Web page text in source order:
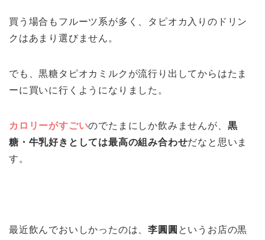
買う場合もフルーツ系が多く、タピオカ入りのドリン
クはあまり選びません。
でも、黒糖タピオカミルクが流行り出してからはたま
ーに買いに行くようになりました。
カロリーがすごいのでたまにしか飲みませんが、 黒
糖・牛乳好きとしては最高の組み合わせだなと思いま
す。
最近飲んでおいしかったのは、李圓圓 というお店の黒